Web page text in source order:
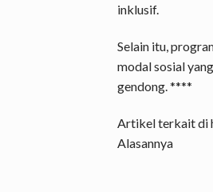
inklusif.
Selain itu,
modal sosial
gendong. ****
Artikel terkait di
Alasannya